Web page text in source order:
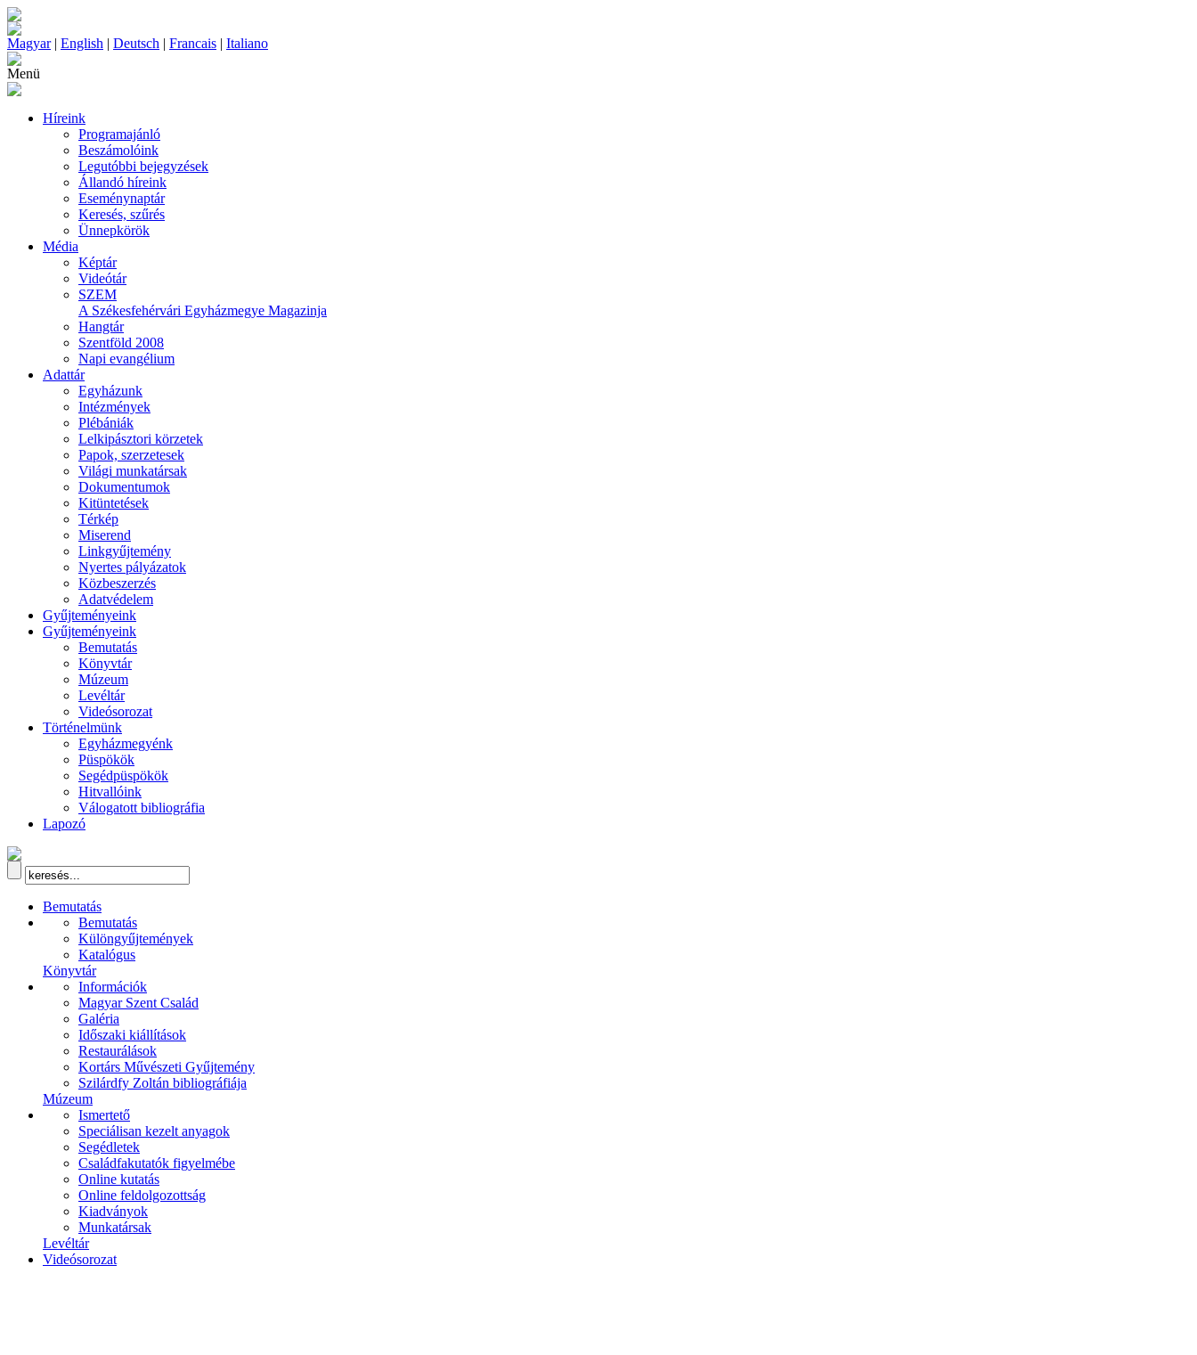
Magyar| English | Deutsch | Francais | Italiano
Menü
Híreink
Programajánló
Beszámolóink
Legutóbbi bejegyzések
Állandó híreink
Eseménynaptár
Keresés, szűrés
Ünnepkörök
Média
Képtár
Videótár
SZEM
A Székesfehérvári Egyházmegye Magazinja
Hangtár
Szentföld 2008
Napi evangélium
Adattár
Egyházunk
Intézmények
Plébániák
Lelkipásztori körzetek
Papok, szerzetesek
Világi munkatársak
Dokumentumok
Kitüntetések
Térkép
Miserend
Linkgyűjtemény
Nyertes pályázatok
Közbeszerzés
Adatvédelem
Gyűjteményeink
Gyűjteményeink
Bemutatás
Könyvtár
Múzeum
Levéltár
Videósorozat
Történelmünk
Egyházmegyénk
Püspökök
Segédpüspökök
Hitvallóink
Válogatott bibliográfia
Lapozó
Bemutatás
Bemutatás
Különgyűjtemények
Katalógus
Könyvtár
Információk
Magyar Szent Család
Galéria
Időszaki kiállítások
Restaurálások
Kortárs Művészeti Gyűjtemény
Szilárdfy Zoltán bibliográfiája
Múzeum
Ismertető
Speciálisan kezelt anyagok
Segédletek
Családfakutatók figyelmébe
Online kutatás
Online feldolgozottság
Kiadványok
Munkatársak
Levéltár
Videósorozat